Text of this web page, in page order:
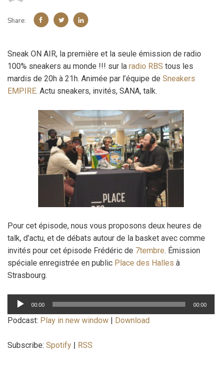
Share:
Sneak ON AIR, la première et la seule émission de radio
100% sneakers au monde !!! sur la radio RBS tous les
mardis de 20h à 21h. Animée par l’équipe de Sneakers
EMPIRE. Actu sneakers, invités, SANA, talk.
Pour cet épisode, nous vous proposons deux heures de
talk, d’actu, et de débats autour de la basket avec comme
invités pour cet épisode Frédéric de 7tembre. Émission
spéciale enregistrée en public Place des Halles à
Strasbourg.
Lecteur
audio
00:00 00:00
Podcast: Play in new window | Download
Subscribe: Spotify RSS